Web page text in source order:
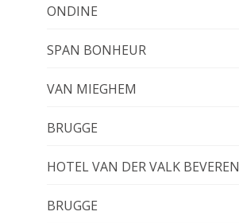
ONDINE
SPAN BONHEUR
VAN MIEGHEM
BRUGGE
HOTEL VAN DER VALK BEVEREN
BRUGGE